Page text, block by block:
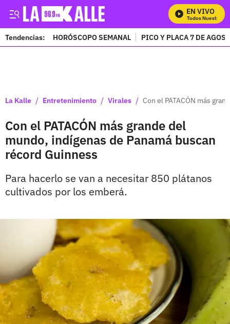
EN VIVO
Mira Todos Nuestros
Tendencias: HORÓSCOPO SEMANAL PICO Y PLACA 7 DE
La Kalle / Entretenimiento / Virales / Con el PATACÓN más
Con el PATACÓN más grande del
mundo, indígenas de Panamá buscan
récord Guinness
Para hacerlo se van a necesitar 850 plátanos
cultivados por los emberá.